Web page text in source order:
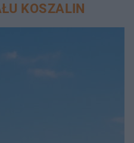
KOSZALIN